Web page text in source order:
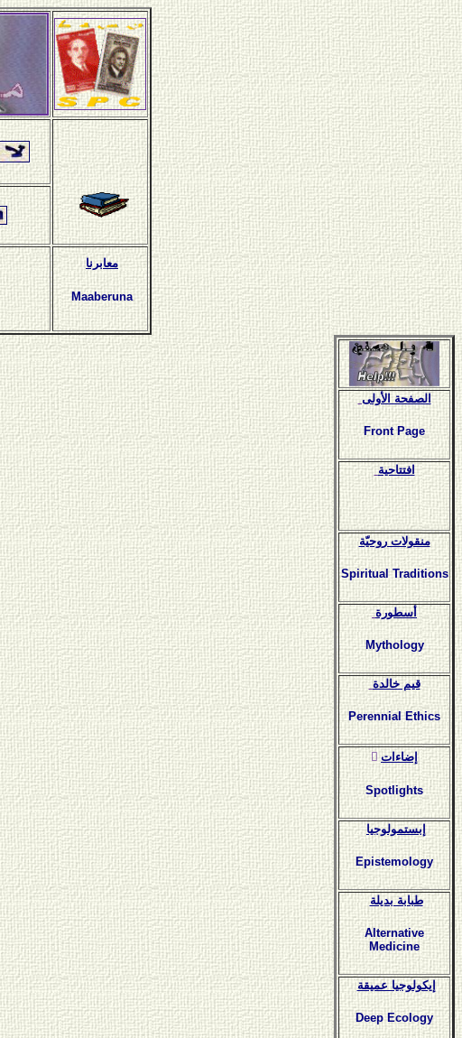
معابرنا
Maaberuna
الصفحة الأولى
Front Page
افتتاحية
منقولات روحيّة
Spiritual Traditions
أسطورة
Mythology
قيم خالدة
Perennial Ethics
ٍإضاءات
Spotlights
إبستمولوجيا
Epistemology
طبابة بديلة
Alternative
Medicine
إيكولوجيا عميقة
Deep Ecology